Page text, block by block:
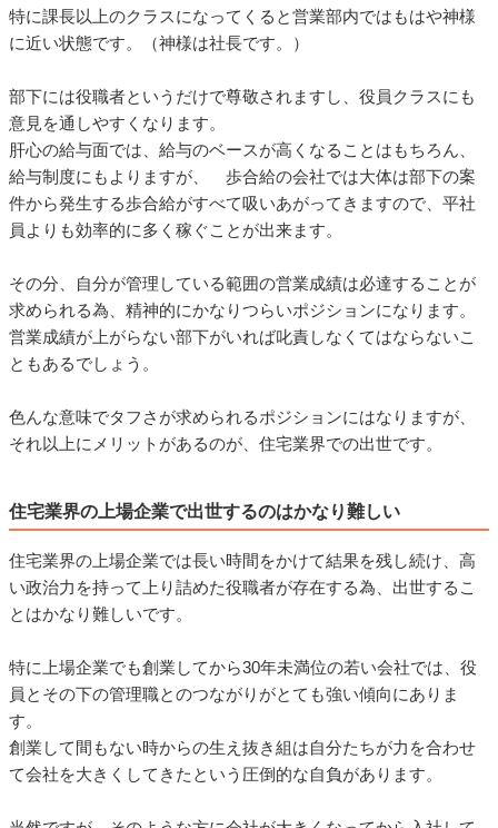
特に課長以上のクラスになってくると営業部内ではもはや神様
に近い状態です。（神様は社長です。）
部下には役職者というだけで尊敬されますし、役員クラスにも
意見を通しやすくなります。
肝心の給与面では、給与のベースが高くなることはもちろん、
給与制度にもよりますが、 歩合給の会社では大体は部下の案
件から発生する歩合給がすべて吸いあがってきますので、平社
員よりも効率的に多く稼ぐことが出来ます。
その分、自分が管理している範囲の営業成績は必達することが
求められる為、精神的にかなりつらいポジションになります。
営業成績が上がらない部下がいれば叱責しなくてはならないこ
ともあるでしょう。
色んな意味でタフさが求められるポジションにはなりますが、
それ以上にメリットがあるのが、住宅業界での出世です。
住宅業界の上場企業で出世するのはかなり難しい
住宅業界の上場企業では長い時間をかけて結果を残し続け、高
い政治力を持って上り詰めた役職者が存在する為、出世するこ
とはかなり難しいです。
特に上場企業でも創業してから30年未満位の若い会社では、役
員とその下の管理職とのつながりがとても強い傾向にありま
す。
創業して間もない時からの生え抜き組は自分たちが力を合わせ
て会社を大きくしてきたという圧倒的な自負があります。